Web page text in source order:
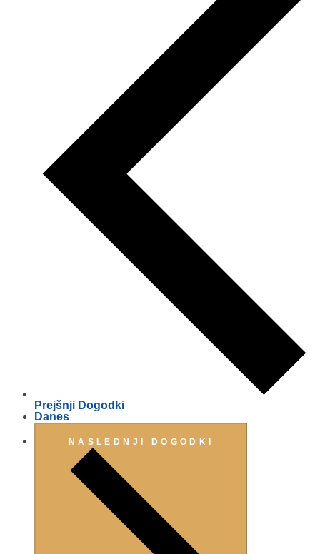
Prejšnji Dogodki
Danes
NASLEDNJI DOGODKI